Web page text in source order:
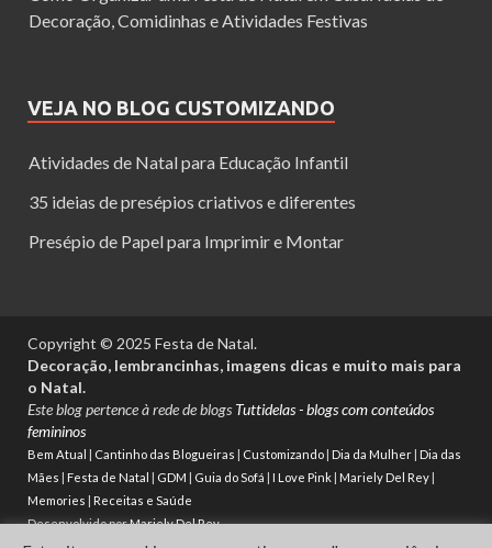
Decoração, Comidinhas e Atividades Festivas
VEJA NO BLOG CUSTOMIZANDO
Atividades de Natal para Educação Infantil
35 ideias de presépios criativos e diferentes
Presépio de Papel para Imprimir e Montar
Copyright © 2025 Festa de Natal.
Decoração, lembrancinhas, imagens dicas e muito mais para
o Natal.
Este blog pertence à rede de blogs Tuttidelas - blogs com conteúdos
femininos
Bem Atual | Cantinho das Blogueiras | Customizando | Dia da Mulher | Dia das
Mães | Festa de Natal | GDM | Guia do Sofá | I Love Pink | Mariely Del Rey |
Memories | Receitas e Saúde
Desenvolvido porMariely Del Rey